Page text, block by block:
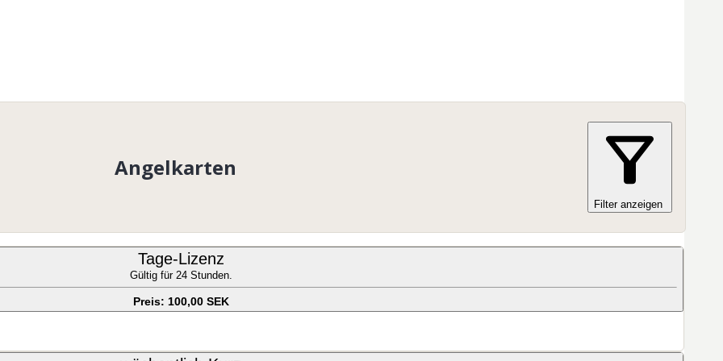
Angelkarten
Filter anzeigen
Tage-Lizenz
Gültig für 24 Stunden.
Preis: 100,00 SEK